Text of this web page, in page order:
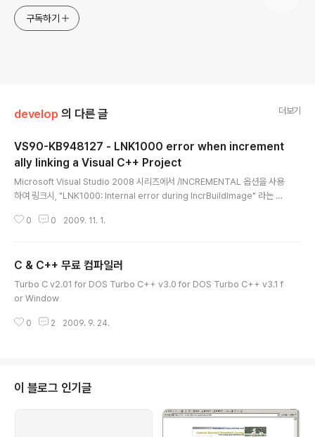
구독하기
develop 의 다른 글 더보기
VS90-KB948127 - LNK1000 error when increment
ally linking a Visual C++ Project
Microsoft Visual Studio 2008 시리즈에서 /INCREMENTAL 옵션을 사용
하여 링크시, "LNK1000: Internal error during IncrBuildImage" 라는 에
은 에러메시지와 함께 레지스터 값들이 Output Window에 출력되면서 링크
까지 제대로 완료됩니다. 처음엔 불편해도 그냥 그러려니 썼었습니다. Visual S
tudio 98을 쓸때에는 링크하다가 아예 멈춰서 종료도 안되고 진행도 안되는 버
그도 있었거든요. 그럴땐 ..
0 0 2009. 11. 1.
C & C++ 무료 컴파일러
Turbo C v2.01 for DOS Turbo C++ v3.0 for DOS Turbo C++ v3.1 f
or Window
0 2 2009. 9. 24.
이 블로그 인기글